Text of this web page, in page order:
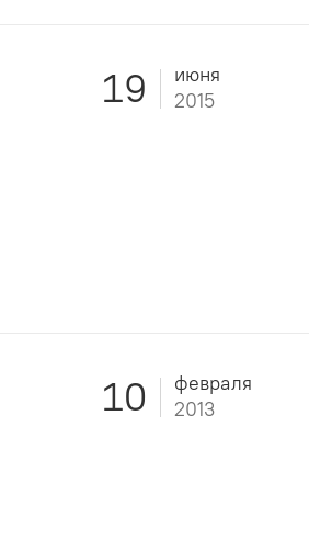
19
июня
2015
10
февраля
2013